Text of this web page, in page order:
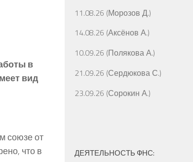
в
вид
союзе от
что в
11.08.26 (Морозов Д.)
14.08.26 (Аксёнов А.)
10.09.26 (Полякова А.)
21.09.26 (Сердюкова С.)
23.09.26 (Сорокин А.)
ДЕЯТЕЛЬНОСТЬ ФНС: